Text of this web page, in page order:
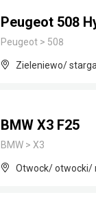
Peugeot 508
Peugeot > 508
Zieleniewo/
BMW X3 F25
BMW > X3
Otwock/ otwocki/